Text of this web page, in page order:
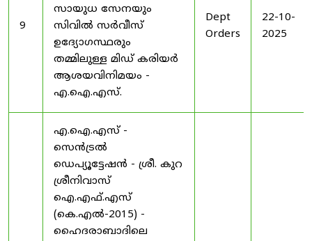
9
സായുധ സേനയും
സിവിൽ സർവീസ്
ഉദ്യോഗസ്ഥരും
തമ്മിലുള്ള മിഡ് കരിയർ
ആശയവിനിമയം -
എ.ഐ.എസ്.
Dept
Orders
22-10-
2025
എ.ഐ.എസ് -
സെൻട്രൽ
ഡെപ്യൂട്ടേഷൻ - ശ്രീ. കുറ
ശ്രീനിവാസ്
ഐ.എഫ്.എസ്
(കെ.എൽ-2015) -
ഹൈദരാബാദിലെ